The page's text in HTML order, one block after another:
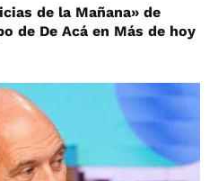
de la Mañana» de
de De Acá en Más de hoy